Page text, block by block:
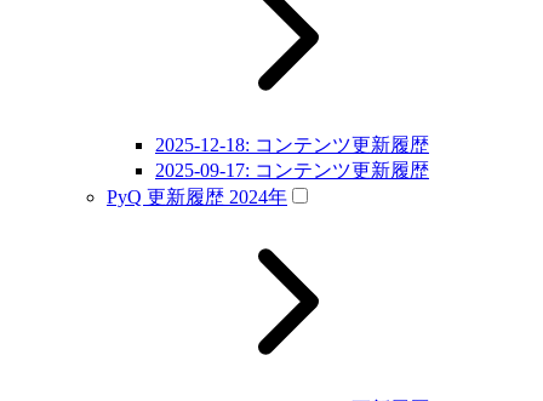
2025-12-18: コンテンツ更新履歴
2025-09-17: コンテンツ更新履歴
PyQ 更新履歴 2024年